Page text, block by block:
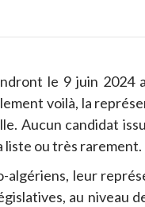
le 9 juin 2024
voilà, la
Aucun candidat
liste ou très rarement.
algériens, leur
au niveau